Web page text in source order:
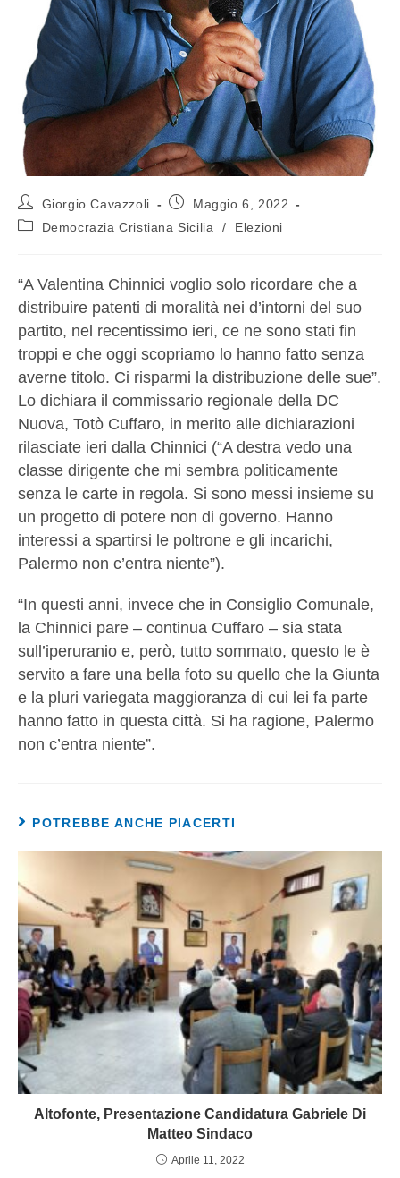
Giorgio Cavazzoli
Maggio 6, 2022
Democrazia Cristiana Sicilia
/ Elezioni
“A Valentina Chinnici voglio solo ricordare che a
distribuire patenti di moralità nei d’intorni del suo
partito, nel recentissimo ieri, ce ne sono stati fin
troppi e che oggi scopriamo lo hanno fatto senza
averne titolo. Ci risparmi la distribuzione delle sue”.
Lo dichiara il commissario regionale della DC
Nuova, Totò Cuffaro, in merito alle dichiarazioni
rilasciate ieri dalla Chinnici (“A destra vedo una
classe dirigente che mi sembra politicamente
senza le carte in regola. Si sono messi insieme su
un progetto di potere non di governo. Hanno
interessi a spartirsi le poltrone e gli incarichi,
Palermo non c’entra niente”).
“In questi anni, invece che in Consiglio Comunale,
la Chinnici pare – continua Cuffaro – sia stata
sull’iperuranio e, però, tutto sommato, questo le è
servito a fare una bella foto su quello che la Giunta
e la pluri variegata maggioranza di cui lei fa parte
hanno fatto in questa città. Si ha ragione, Palermo
non c’entra niente”.
POTREBBE ANCHE PIACERTI
Altofonte, Presentazione Candidatura Gabriele Di
Matteo Sindaco
Aprile 11, 2022